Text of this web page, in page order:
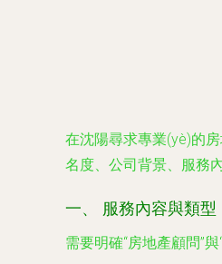
在沈陽尋求專業(yè)的
名度、公司背景、服務
一、 服務內容與類型
需要明確“房地產顧問”